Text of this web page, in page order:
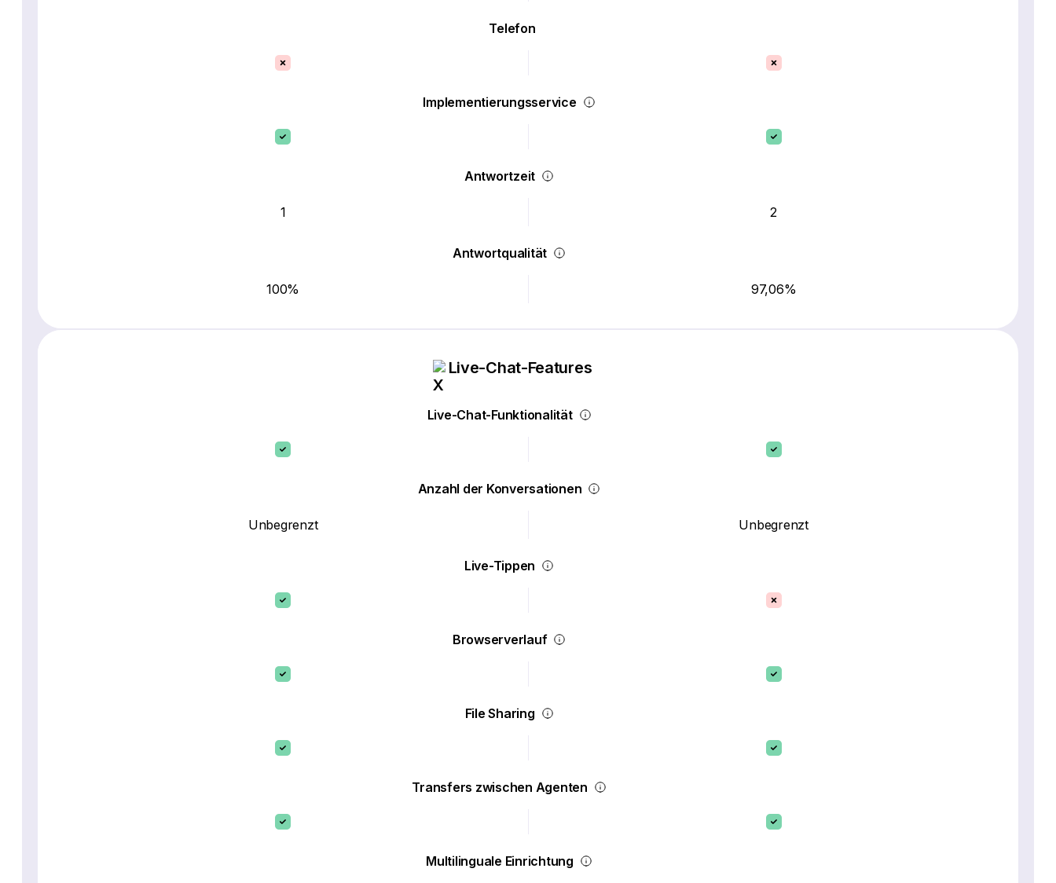
Telefon
Implementierungsservice
Antwortzeit
1 2
Antwortqualität
100% 97,06%
Live-Chat-Features
Live-Chat-Funktionalität
Anzahl der Konversationen
Unbegrenzt Unbegrenzt
Live-Tippen
Browserverlauf
File Sharing
Transfers zwischen Agenten
Multilinguale Einrichtung